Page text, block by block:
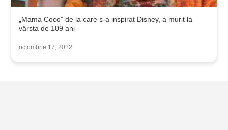
„Mama Coco” de la care s-a inspirat Disney, a murit la
vârsta de 109 ani
octombrie 17, 2022